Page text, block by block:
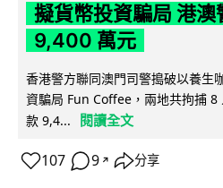
擬貨幣投資騙局 港澳
9,400 萬元
香港警方聯同澳門司警搗破以養生
資騙局 Fun Coffee，兩地共拘捕
款 9,4...
閱讀全文
107 9 ↗ 分享